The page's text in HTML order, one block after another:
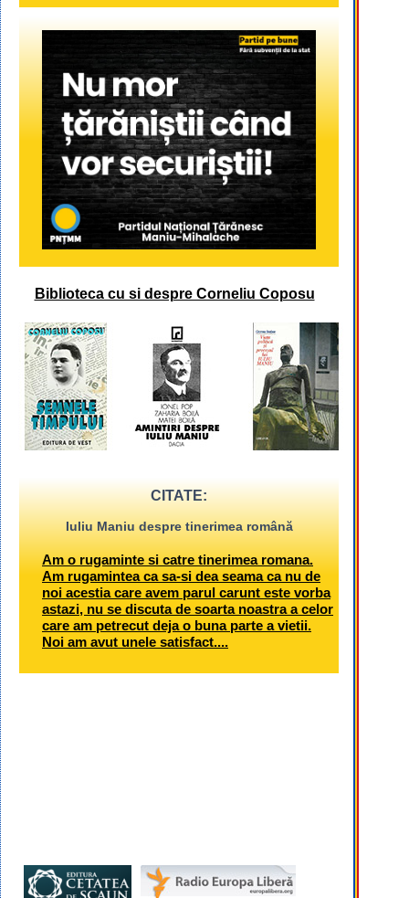
Biblioteca cu si despre Corneliu Coposu
CITATE:
Iuliu Maniu despre tinerimea română
Am o rugaminte si catre tinerimea romana.
Am rugamintea ca sa-si dea seama ca nu de
noi acestia care avem parul carunt este vorba
astazi, nu se discuta de soarta noastra a celor
care am petrecut deja o buna parte a vietii.
Noi am avut unele satisfact....